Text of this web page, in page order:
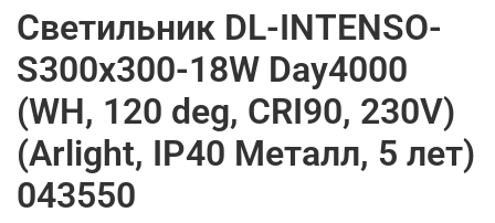
Светильник DL-INTENSO-
S300x300-18W Day4000
(WH, 120 deg, CRI90, 230V)
(Arlight, IP40 Металл, 5 лет)
043550